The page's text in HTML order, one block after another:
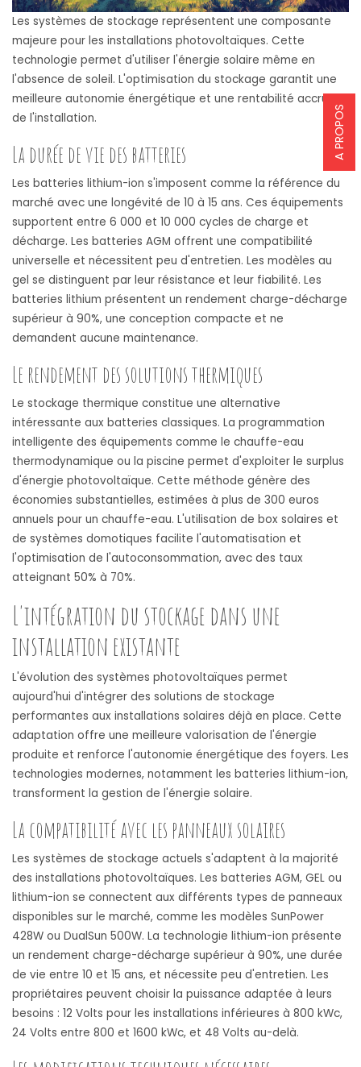
A PROPOS
Les systèmes de stockage représentent une composante
majeure pour les installations photovoltaïques. Cette
technologie permet d'utiliser l'énergie solaire même en
l'absence de soleil. L'optimisation du stockage garantit une
meilleure autonomie énergétique et une rentabilité accrue
de l'installation.
La durée de vie des batteries
Les batteries lithium-ion s'imposent comme la référence du
marché avec une longévité de 10 à 15 ans. Ces équipements
supportent entre 6 000 et 10 000 cycles de charge et
décharge. Les batteries AGM offrent une compatibilité
universelle et nécessitent peu d'entretien. Les modèles au
gel se distinguent par leur résistance et leur fiabilité. Les
batteries lithium présentent un rendement charge-décharge
supérieur à 90%, une conception compacte et ne
demandent aucune maintenance.
Le rendement des solutions thermiques
Le stockage thermique constitue une alternative
intéressante aux batteries classiques. La programmation
intelligente des équipements comme le chauffe-eau
thermodynamique ou la piscine permet d'exploiter le surplus
d'énergie photovoltaïque. Cette méthode génère des
économies substantielles, estimées à plus de 300 euros
annuels pour un chauffe-eau. L'utilisation de box solaires et
de systèmes domotiques facilite l'automatisation et
l'optimisation de l'autoconsommation, avec des taux
atteignant 50% à 70%.
L'intégration du stockage dans une
installation existante
L'évolution des systèmes photovoltaïques permet
aujourd'hui d'intégrer des solutions de stockage
performantes aux installations solaires déjà en place. Cette
adaptation offre une meilleure valorisation de l'énergie
produite et renforce l'autonomie énergétique des foyers. Les
technologies modernes, notamment les batteries lithium-ion,
transforment la gestion de l'énergie solaire.
La compatibilité avec les panneaux solaires
Les systèmes de stockage actuels s'adaptent à la majorité
des installations photovoltaïques. Les batteries AGM, GEL ou
lithium-ion se connectent aux différents types de panneaux
disponibles sur le marché, comme les modèles SunPower
428W ou DualSun 500W. La technologie lithium-ion présente
un rendement charge-décharge supérieur à 90%, une durée
de vie entre 10 et 15 ans, et nécessite peu d'entretien. Les
propriétaires peuvent choisir la puissance adaptée à leurs
besoins : 12 Volts pour les installations inférieures à 800 kWc,
24 Volts entre 800 et 1600 kWc, et 48 Volts au-delà.